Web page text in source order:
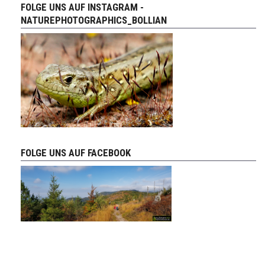
FOLGE UNS AUF INSTAGRAM -
NATUREPHOTOGRAPHICS_BOLLIAN
FOLGE UNS AUF FACEBOOK